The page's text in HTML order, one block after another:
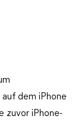
dem iPhone
zuvor iPhone-